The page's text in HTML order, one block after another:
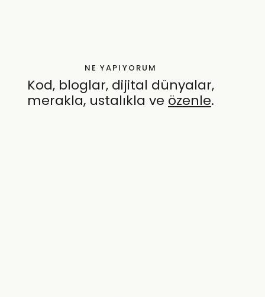
NE YAPIYORUM
Kod, bloglar, dijital dünyalar,
merakla, ustalıkla ve özenle.